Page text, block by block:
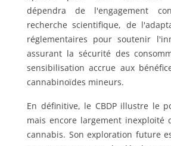
dépendra de l'engagement
recherche scientifique, de
réglementaires pour soutenir
assurant la sécurité des
sensibilisation accrue aux
cannabinoïdes mineurs.
En définitive, le CBDP illustre le
mais encore largement inexploité
cannabis. Son exploration future